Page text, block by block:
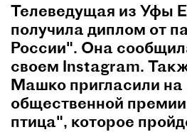
Телеведущая из Уфы
получила диплом от
России". Она
своем Instagram.
Машко пригласили на
общественной
птица", которое